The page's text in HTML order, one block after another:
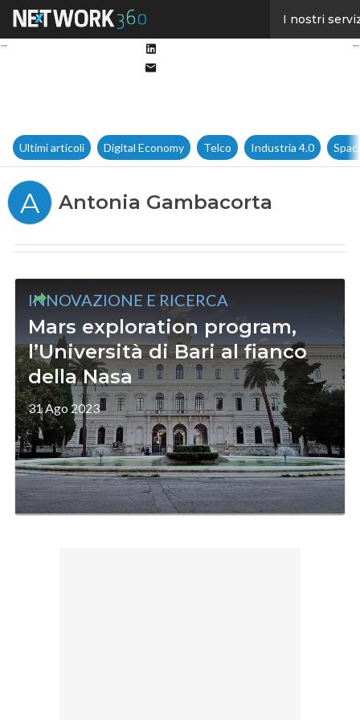
I nostri
Ultimi articoli Digital Economy Telco Industria 4.0
A Antonia Gambacorta
INNOVAZIONE E RICERCA
Mars exploration program,
l’Università di Bari al fianco
della Nasa
31 Ago 2023